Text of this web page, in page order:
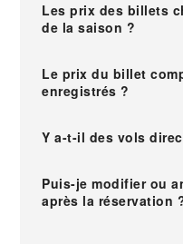
Les prix des billets
de la saison ?
Le prix du billet
enregistrés ?
Y a-t-il des vols
Puis-je modifier ou
après la réservation